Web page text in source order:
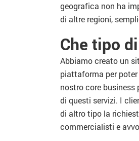
geografica non ha
di altre regioni,
Che tipo
Abbiamo creato un
piattaforma per
nostro core business
di questi servizi. I
di altro tipo la
commercialisti e